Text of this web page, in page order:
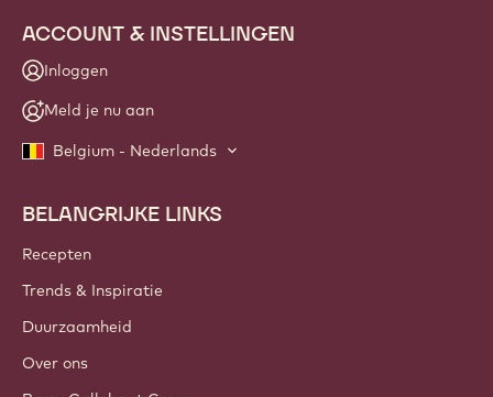
ACCOUNT & INSTELLINGEN
Inloggen
Meld je nu aan
Belgium - Nederlands
Footer
Callebaut
BELANGRIJKE LINKS
Recepten
Trends & Inspiratie
Duurzaamheid
Over ons